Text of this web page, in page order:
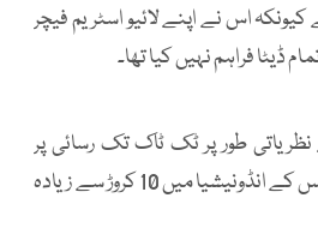
اس نے اپنے لائیو اسٹریم فیچر
فراہم نہیں کیا تھا۔
طور پر ٹک ٹاک تک رسائی پر
پابندی لگ سکتی ہے، جس کے انڈونیشیا میں 10 کروڑ سے زیادہ